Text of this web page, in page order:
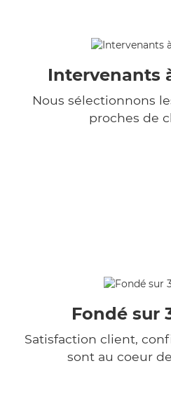
Intervenants
Nous sélectionnons
proches de
Fondé sur
Satisfaction client,
sont au coeur